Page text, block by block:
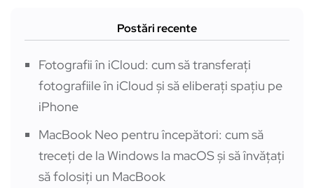
Postări recente
Fotografii în iCloud: cum să transferați
fotografiile în iCloud și să eliberați spațiu pe
iPhone
MacBook Neo pentru începători: cum să
treceți de la Windows la macOS și să învățați
să folosiți un MacBook